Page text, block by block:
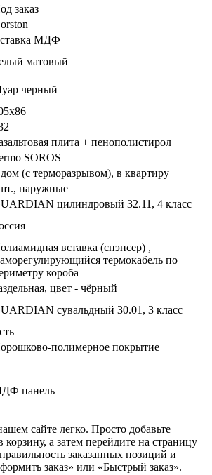
заказ
МДФ
матовый
черный
плита + пенополистирол
SOROS
(с терморазрывом), в квартиру
наружные
цилиндровый 32.11, 4 класс
вставка (спэнсер) ,
термокабель по
короба
цвет - чёрный
сувальдный 30.01, 3 класс
полимерное покрытие
панель
сайте легко. Просто добавьте
а затем перейдите на страницу
заказанных позиций и
заказ» или «Быстрый заказ».